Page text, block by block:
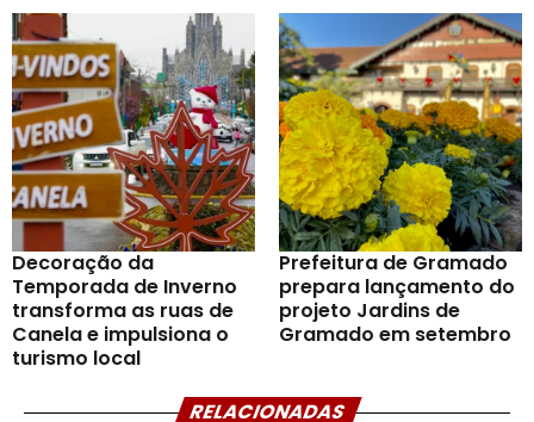
Decoração da
Temporada de Inverno
transforma as ruas de
Canela e impulsiona o
turismo local
Prefeitura de Gramado
prepara lançamento do
projeto Jardins de
Gramado em setembro
RELACIONADAS